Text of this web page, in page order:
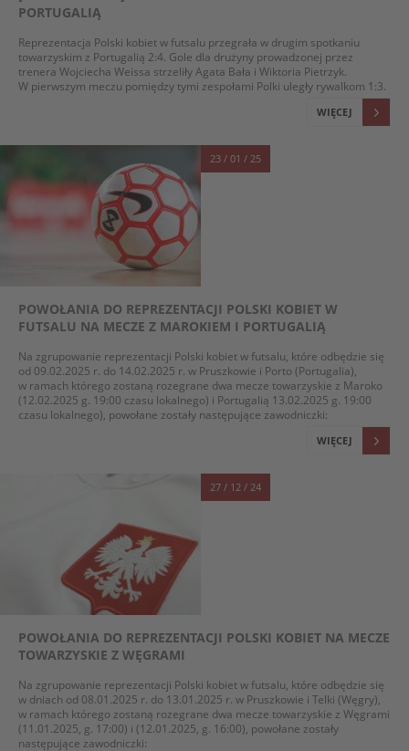
PORTUGALIĄ
Reprezentacja Polski kobiet w futsalu przegrała w drugim spotkaniu
towarzyskim z Portugalią 2:4. Gole dla drużyny prowadzonej przez
trenera Wojciecha Weissa strzeliły Agata Bała i Wiktoria Pietrzyk.
W pierwszym meczu pomiędzy tymi zespołami Polki uległy rywalkom 1:3.
WIĘCEJ
23 / 01 / 25
POWOŁANIA DO REPREZENTACJI POLSKI KOBIET W
FUTSALU NA MECZE Z MAROKIEM I PORTUGALIĄ
Na zgrupowanie reprezentacji Polski kobiet w futsalu, które odbędzie się
od 09.02.2025 r. do 14.02.2025 r. w Pruszkowie i Porto (Portugalia),
w ramach którego zostaną rozegrane dwa mecze towarzyskie z Maroko
(12.02.2025 g. 19:00 czasu lokalnego) i Portugalią 13.02.2025 g. 19:00
czasu lokalnego), powołane zostały następujące zawodniczki:
WIĘCEJ
27 / 12 / 24
POWOŁANIA DO REPREZENTACJI POLSKI KOBIET NA MECZE
TOWARZYSKIE Z WĘGRAMI
Na zgrupowanie reprezentacji Polski kobiet w futsalu, które odbędzie się
w dniach od 08.01.2025 r. do 13.01.2025 r. w Pruszkowie i Telki (Węgry),
w ramach którego zostaną rozegrane dwa mecze towarzyskie z Węgrami
(11.01.2025, g. 17:00) i (12.01.2025, g. 16:00), powołane zostały
następujące zawodniczki: